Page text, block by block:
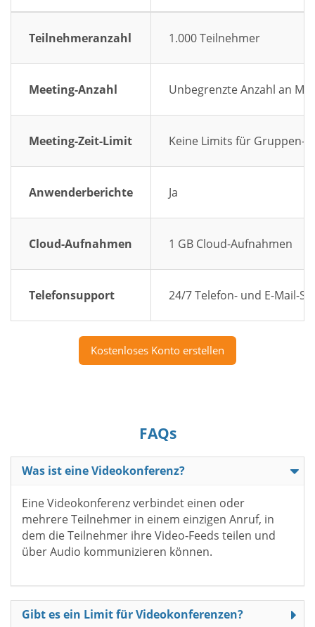
Teilnehmeranzahl 1.000 Teilnehmer
Meeting-Anzahl Unbegrenzte Anzahl an
Meeting-Zeit-Limit Keine Limits für Gruppen-
Anwenderberichte Ja
Cloud-Aufnahmen 1 GB Cloud-Aufnahmen
Telefonsupport 24/7 Telefon- und E-Mail-
Kostenloses Konto erstellen
FAQs
Was ist eine Videokonferenz?
Eine Videokonferenz verbindet einen oder
mehrere Teilnehmer in einem einzigen Anruf, in
dem die Teilnehmer ihre Video-Feeds teilen und
über Audio kommunizieren können.
Gibt es ein Limit für Videokonferenzen?